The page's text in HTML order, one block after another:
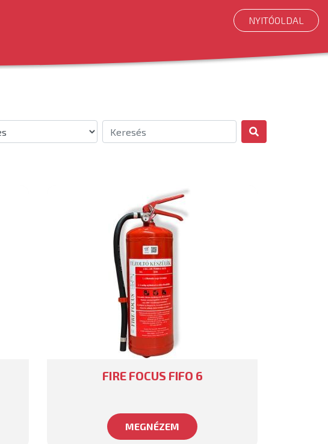
NYITÓOLDAL
FIRE FOCUS FIFO 6
MEGNÉZEM